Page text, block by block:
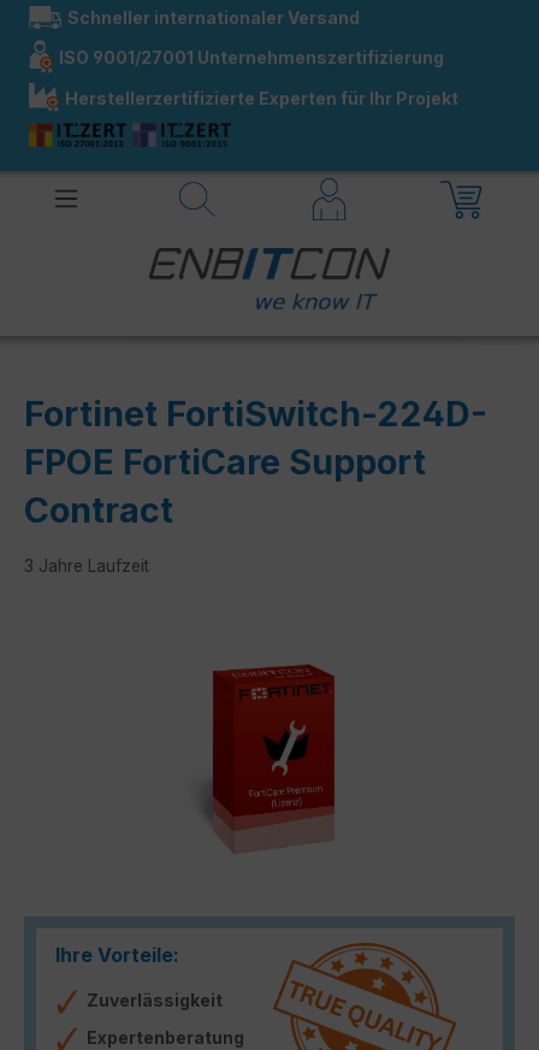
springen
Schneller internationaler Versand
ISO 9001/27001 Unternehmenszertifizierung
Herstellerzertifizierte Experten für Ihr Projekt
Fortinet FortiSwitch-224D-
FPOE FortiCare Support
Contract
3 Jahre Laufzeit
Ihre Vorteile:
Zuverlässigkeit
Expertenberatung